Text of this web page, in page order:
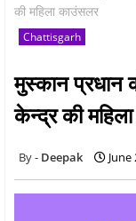
की महिला काउंसलर
Chattisgarh
मुस्कान प्रधान
केन्द्र की
Deepak June